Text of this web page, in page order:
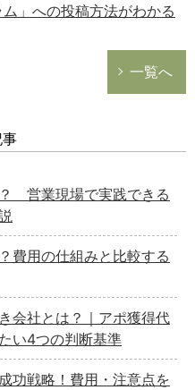
」への投稿方法がわかる
一覧へ
営業現場で実践できる
費用の仕組みと比較する
会社とは？｜アポ獲得代
い4つの判断基準
功戦略！費用・注意点を